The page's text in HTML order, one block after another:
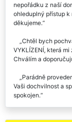
nepořádku z naší
ohleduplný přístup k
děkujeme.
Chtěl bych
VYKLÍZENÍ, která
Chválím a
Parádně
Vaši dochvilnost a
spokojen.